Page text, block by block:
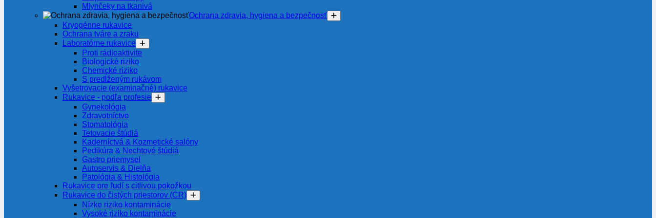
Mlynčeky na tkanivá
Ochrana zdravia, hygiena a bezpečnosť
Kryogénne rukavice
Ochrana tváre a zraku
Laboratórne rukavice
Proti rádioaktivite
Biologické riziko
Chemické riziko
S predĺženým rukávom
Vyšetrovacie (examinačné) rukavice
Rukavice - podľa profesie
Gynekológia
Zdravotníctvo
Stomatológia
Tetovacie štúdiá
Kaderníctvá & Kozmetické salóny
Pedikúra & Nechtové štúdiá
Gastro priemysel
Autoservis & Dielňa
Patológia & Histológia
Rukavice pre ľudí s citlivou pokožkou
Rukavice do čistých priestorov (CR)
Nízke riziko kontaminácie
Vysoké riziko kontaminácie